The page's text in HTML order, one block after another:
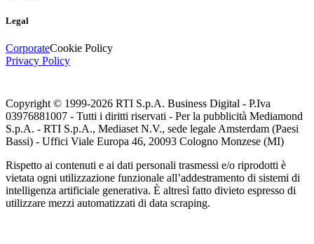
Legal
CorporateCookie Policy
Privacy Policy
Copyright © 1999-2026 RTI S.p.A. Business Digital - P.Iva
03976881007 - Tutti i diritti riservati - Per la pubblicità Mediamond
S.p.A. - RTI S.p.A., Mediaset N.V., sede legale Amsterdam (Paesi
Bassi) - Uffici Viale Europa 46, 20093 Cologno Monzese (MI)
Rispetto ai contenuti e ai dati personali trasmessi e/o riprodotti è
vietata ogni utilizzazione funzionale all’addestramento di sistemi di
intelligenza artificiale generativa. È altresì fatto divieto espresso di
utilizzare mezzi automatizzati di data scraping.